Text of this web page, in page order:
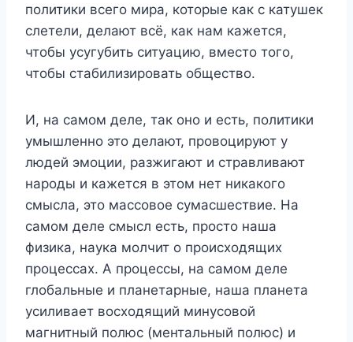
политики всего мира, которые как с катушек
слетели, делают всё, как нам кажется,
чтобы усугубить ситуацию, вместо того,
чтобы стабилизировать общество.
И, на самом деле, так оно и есть, политики
умышленно это делают, провоцируют у
людей эмоции, разжигают и стравливают
народы и кажется в этом нет никакого
смысла, это массовое сумасшествие. На
самом деле смысл есть, просто наша
физика, наука молчит о происходящих
процессах. А процессы, на самом деле
глобальные и планетарные, наша планета
усиливает восходящий минусовой
магнитный полюс (ментальный полюс) и